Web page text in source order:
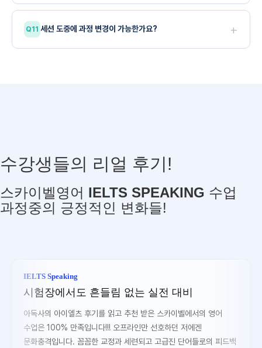
band score (자세히 보기)
임박했고, 목표 점수와의 격차가 큰 경우에는 반드시 50분 수업을 권장
이상
IELTS Speaking 수업은 시험 채점 기준에 맞춰 답변을 구조화하는
방식
반면 시험 일정이 촉박하다면, 바로 IELTS Speaking 수업으로
세션 도중에 과정 변경이 가능한가요? +
낮은 과정에서 높은 과정으로 변경 시:
수강생들의 리얼 후기!
스카이벨영어 IELTS SPEAKING 수업
과정중의 긍정적인 변화들!
IELTS Speaking
시험장에서도 흔들림 없는 실전 대비
아독사의 아이엘츠 후기를 읽고 추천 받은 스카이벨에서의 영어
수업은 100% 만족입니다!!! 오프라인만 선호하던 저에겐
문화충격입니다. 꼼꼼한 교정과 세련되고 고급진 단어들로의 피드백